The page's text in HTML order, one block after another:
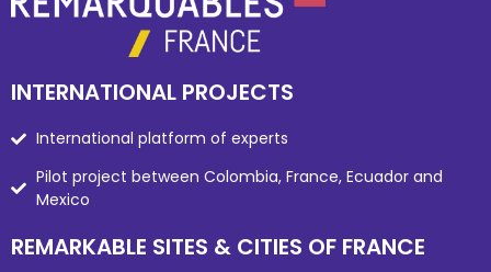
INTERNATIONAL PROJECTS
International platform of experts
Pilot project between Colombia, France, Ecuador and
Mexico
REMARKABLE SITES & CITIES OF FRANCE